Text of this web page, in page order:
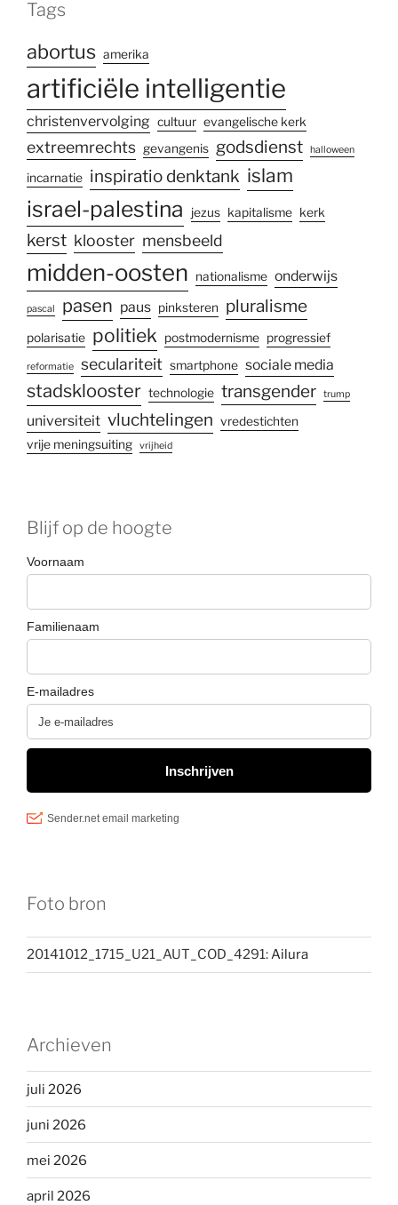
Tags
abortus amerika
artificiële intelligentie
christenvervolging cultuur evangelische kerk
extreemrechts gevangenis godsdienst halloween
incarnatie inspiratio denktank islam
israel-palestina jezus kapitalisme kerk
kerst klooster mensbeeld
midden-oosten nationalisme onderwijs
pascal pasen paus pinksteren pluralisme
polarisatie politiek postmodernisme progressief
reformatie seculariteit smartphone sociale media
stadsklooster technologie transgender trump
universiteit vluchtelingen vredestichten
vrije meningsuiting
vrijheid
Blijf op de hoogte
Foto bron
20141012_1715_U21_AUT_COD_4291:Ailura
Archieven
juli 2026
juni 2026
mei 2026
april 2026